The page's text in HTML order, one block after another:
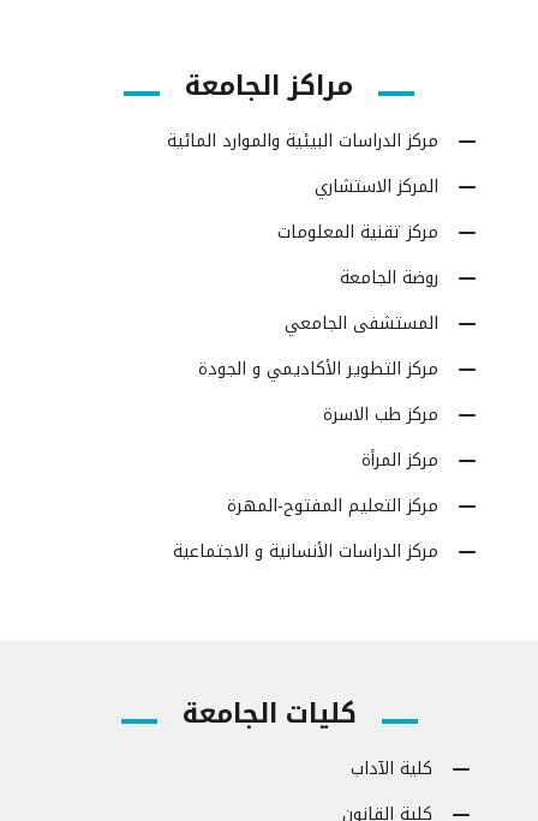
مراكز الجامعة
مركز الدراسات البيئية والموارد المائية
المركز الاستشاري
مركز تقنية المعلومات
روضة الجامعة
المستشفى الجامعي
مركز التطوير الأكاديمي و الجودة
مركز طب الاسرة
مركز المرأة
مركز التعليم المفتوح-المهرة
مركز الدراسات الأنسانية و الاجتماعية
كليات الجامعة
كلية الآداب
كلية القانون